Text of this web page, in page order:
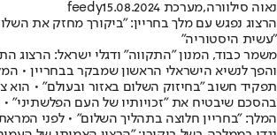
נאוה סילוורה,מערכת feedy 15.08.2024
הרצוג נפגש עם מלך בחריין: "ביקורך מחזק את
"עשית היסטוריה"
משמר כבוד, המנון "התקווה" ודגלי ישראל: הרצוג
והפך לנשיא הישראלי הראשון שמבקר בבחריין •
תפקיד חשוב "בחיזוק השלום באזור ובעולם" • הוא
בהסכם שיבטיח את "זכויותיו של העם הפלשתיני" •
המלך: "בחריין חלוצה בתהליך השלום" • לפני